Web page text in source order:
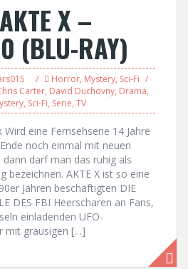
X –
(BLU-RAY)
Horror, Mystery, Sci-Fi
Carter, David Duchovny, Drama,
, Sci-Fi, Serie, TV
eine Fernsehserie 14 Jahre
noch einmal mit neuen
darf man das ruhig als
bezeichnen. AKTE X ist so eine
Jahren beschäftigten DIE
DES FBI Heerscharen an Fans,
einladenden UFO-
mit grausigen […]